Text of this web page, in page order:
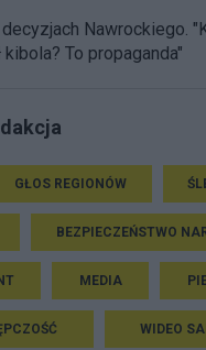
Nawrockiego.
kibola? To propaganda"
GŁOS REGIONÓW
BEZPIECZEŃSTWO
MEDIA
WIDEO